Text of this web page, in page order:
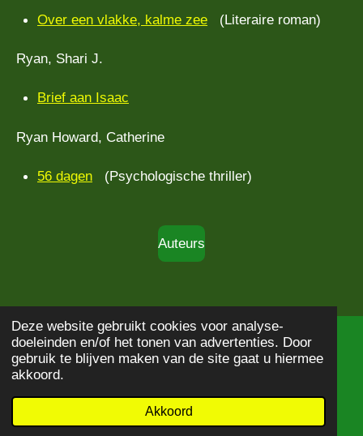
Deze website gebruikt cookies voor analyse-
doeleinden en/of het tonen van advertenties. Door
gebruik te blijven maken van de site gaat u hiermee
akkoord.
Akkoord
Over een vlakke, kalme zee (Literaire roman)
Ryan, Shari J.
Brief aan Isaac
Ryan Howard, Catherine
56 dagen (Psychologische thriller)
Auteurs
© 2020 - 2026Boekbeschrijving
Powered byJouwWeb